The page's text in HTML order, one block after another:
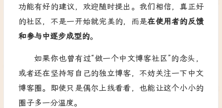
功能有好的建议，欢迎随时提出。我们相信，真正好
的社区，不是一开始就完美的，而是在使用者的反馈
和参与中逐步成型的。
如果你也曾有过“做一个中文博客社区”的念头，
或者还在坚持写自己的独立博客，不妨关注一下中文
博客圈。即使只是偶尔上线看看，也能让这个小小的
圈子多一分温度。